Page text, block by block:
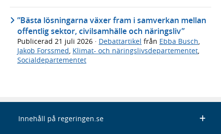
”Bästa lösningarna växer fram i samverkan mellan
offentlig sektor, civilsamhälle och näringsliv”
Publicerad 21 juli 2026 · Debattartikel från Ebba Busch,
Jakob Forssmed, Klimat- och näringslivsdepartementet,
Socialdepartementet
Innehåll på regeringen.se